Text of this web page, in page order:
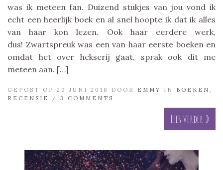
was ik meteen fan. Duizend stukjes van jou vond ik
echt een heerlijk boek en al snel hoopte ik dat ik alles
van haar kon lezen. Ook haar eerdere werk,
dus! Zwartspreuk was een van haar eerste boeken en
omdat het over hekserij gaat, sprak ook dit me
meteen aan. […]
GEPOST OP 20 JUNI 2018 DOOR EMMY IN BOEKEN
RECENSIE
/ 3 COMMENTS
Lees verder »